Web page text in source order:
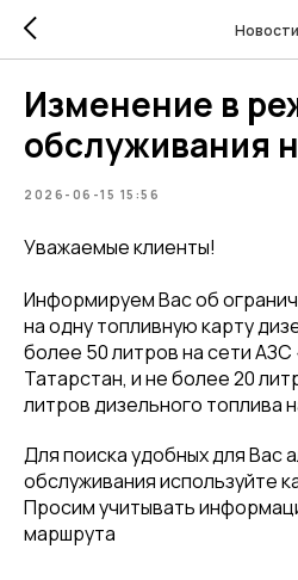
Новости
Изменение в
обслуживания
2026-06-15 15:56
Уважаемые клиенты!
Информируем Вас об
на одну топливную карту
более 50 литров на сети
Татарстан, и не более 20
литров дизельного топлива
Для поиска удобных для Вас
обслуживания используйте
Просим учитывать
маршрута